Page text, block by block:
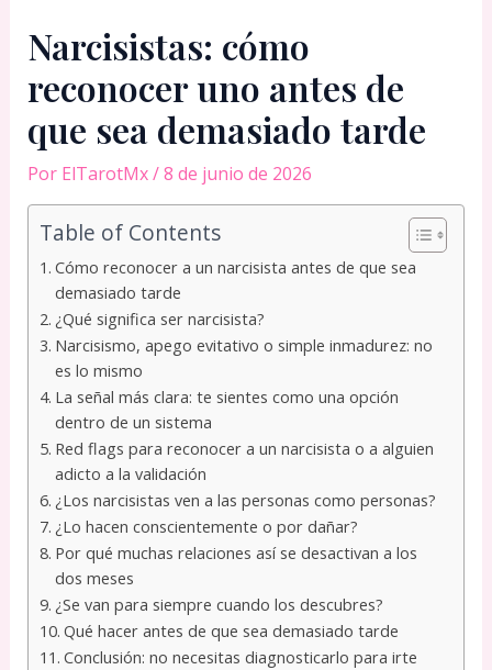
Narcisistas: cómo
reconocer uno antes de
que sea demasiado tarde
Por ElTarotMx/8 de junio de 2026
Table of Contents
Cómo reconocer a un narcisista antes de que sea
demasiado tarde
¿Qué significa ser narcisista?
Narcisismo, apego evitativo o simple inmadurez: no
es lo mismo
La señal más clara: te sientes como una opción
dentro de un sistema
Red flags para reconocer a un narcisista o a alguien
adicto a la validación
¿Los narcisistas ven a las personas como personas?
¿Lo hacen conscientemente o por dañar?
Por qué muchas relaciones así se desactivan a los
dos meses
¿Se van para siempre cuando los descubres?
Qué hacer antes de que sea demasiado tarde
Conclusión: no necesitas diagnosticarlo para irte